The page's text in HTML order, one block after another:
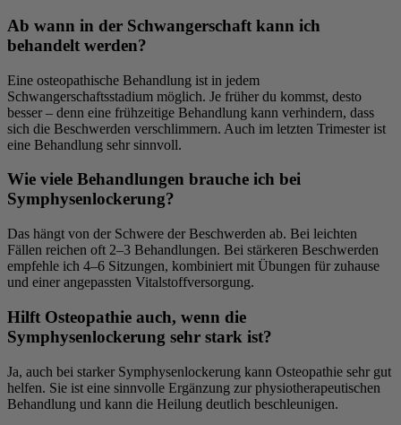
Ab wann in der Schwangerschaft kann ich
behandelt werden?
Eine osteopathische Behandlung ist in jedem
Schwangerschaftsstadium möglich. Je früher du kommst, desto
besser – denn eine frühzeitige Behandlung kann verhindern, dass
sich die Beschwerden verschlimmern. Auch im letzten Trimester ist
eine Behandlung sehr sinnvoll.
Wie viele Behandlungen brauche ich bei
Symphysenlockerung?
Das hängt von der Schwere der Beschwerden ab. Bei leichten
Fällen reichen oft 2–3 Behandlungen. Bei stärkeren Beschwerden
empfehle ich 4–6 Sitzungen, kombiniert mit Übungen für zuhause
und einer angepassten Vitalstoffversorgung.
Hilft Osteopathie auch, wenn die
Symphysenlockerung sehr stark ist?
Ja, auch bei starker Symphysenlockerung kann Osteopathie sehr gut
helfen. Sie ist eine sinnvolle Ergänzung zur physiotherapeutischen
Behandlung und kann die Heilung deutlich beschleunigen.